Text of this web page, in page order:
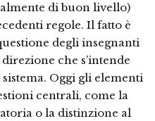
di buon livello)
regole. Il fatto è
degli insegnanti
che s’intende
Oggi gli elementi
centrali, come la
o la distinzione al